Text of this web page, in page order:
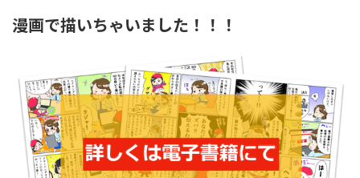
漫画で描いちゃいました！！！